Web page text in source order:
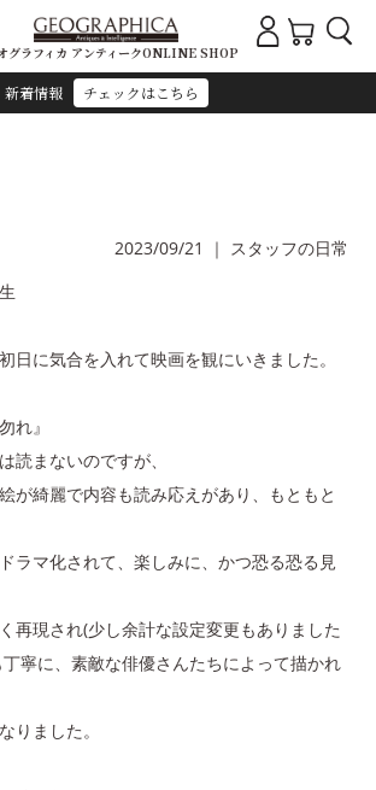
新着情報 チェックはこちら
グラフィカ アンティークONLINE SHOP
2023/09/21 ｜ スタッフの日常
日に気合を入れて映画を観にいきました。
れ』
読まないのですが、
が綺麗で内容も読み応えがあり、もともと
ラマ化されて、楽しみに、かつ恐る恐る見
再現され(少し余計な設定変更もありました
寧に、素敵な俳優さんたちによって描かれ
りました。